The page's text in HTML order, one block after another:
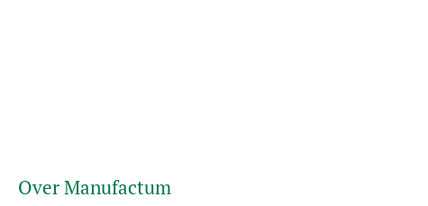
Over Manufactum